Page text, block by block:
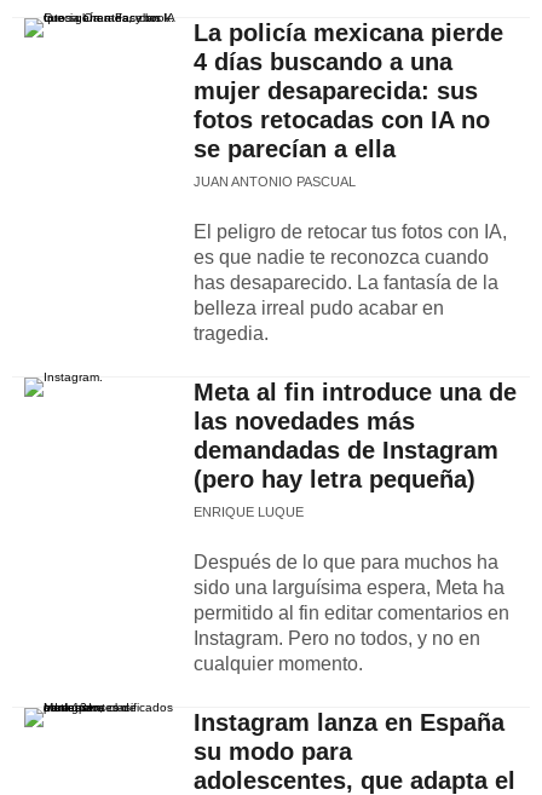
La policía mexicana pierde
4 días buscando a una
mujer desaparecida: sus
fotos retocadas con IA no
se parecían a ella
JUAN ANTONIO PASCUAL
El peligro de retocar tus fotos con IA,
es que nadie te reconozca cuando
has desaparecido. La fantasía de la
belleza irreal pudo acabar en
tragedia.
Meta al fin introduce una de
las novedades más
demandadas de Instagram
(pero hay letra pequeña)
ENRIQUE LUQUE
Después de lo que para muchos ha
sido una larguísima espera, Meta ha
permitido al fin editar comentarios en
Instagram. Pero no todos, y no en
cualquier momento.
Instagram lanza en España
su modo para
adolescentes, que adapta el